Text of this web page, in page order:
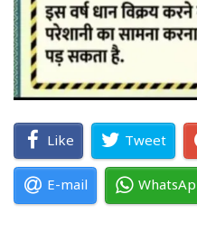
Like Tweet
E-mail